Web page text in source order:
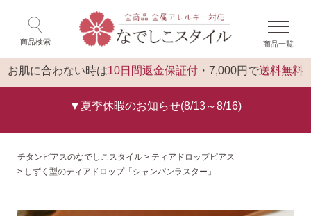
商品検索 商品一覧
お肌に合わない時は10日間返金保証付 ・7,000円で送料無料
▼夏季休暇のお知らせ(8/13～8/16)
閉じる
ゲスト 様 こんにちは
チタンピアスのなでしこスタイル
ティアドロップピアス
しずく型のティアドロップ「シャンパンラスター」